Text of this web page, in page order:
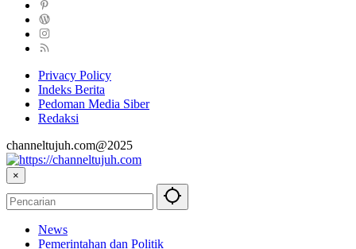
Privacy Policy
Indeks Berita
Pedoman Media Siber
Redaksi
channeltujuh.com@2025
×
News
Pemerintahan dan Politik